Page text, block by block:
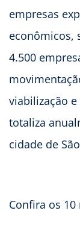
empresas
econômicos,
4.500
viabilização
totaliza
cidade de
Confira os